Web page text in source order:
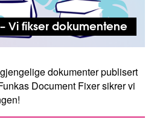
Vi fikser dokumentene
dokumenter publisert
Document Fixer sikrer vi